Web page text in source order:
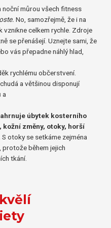
noční můrou všech fitness
No, samozřejmě, že i na
celkem rychle. Zdroje
se přenášejí. Uznejte sami, že
vás přepadne náhlý hlad,
rychlému občerstvení.
a většinou disponují
a
úbytek kosterního
změny, otoky, horší
S otoky se setkáme zejména
během jejich
tkání.